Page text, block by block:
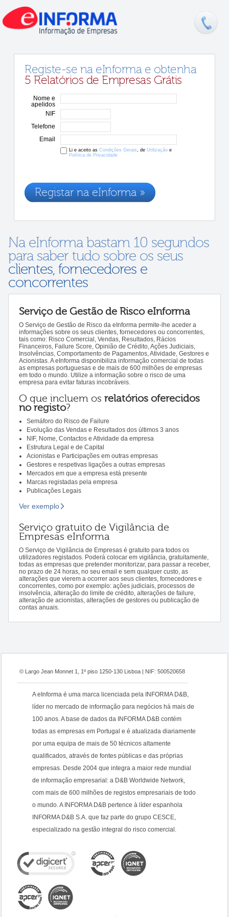
Registe-se na eInforma e obtenha
5 Relatórios de Empresas Grátis
Nome e
apelidos
NIF
Telefone
Email
Li e aceito as Condições Gerais, de Utilização e
Política de Privacidade
Registar na eInforma »
Na eInforma bastam 10 segundos
para saber tudo sobre os seus
clientes, fornecedores e
concorrentes
Serviço de Gestão de Risco eInforma
O Serviço de Gestão de Risco da eInforma permite-lhe aceder a
informações sobre os seus clientes, fornecedores ou concorrentes,
tais como: Risco Comercial, Vendas, Resultados, Rácios
Financeiros, Failure Score, Opinião de Crédito, Ações Judiciais,
Insolvências, Comportamento de Pagamentos, Atividade, Gestores e
Acionistas. A eInforma disponibiliza informação comercial de todas
as empresas portuguesas e de mais de 600 milhões de empresas
em todo o mundo. Utilize a informação sobre o risco de uma
empresa para evitar faturas incobráveis.
O que incluem os relatórios oferecidos
no registo?
Semáforo do Risco de Failure
Evolução das Vendas e Resultados dos últimos 3 anos
NIF, Nome, Contactos e Atividade da empresa
Estrutura Legal e de Capital
Acionistas e Participações em outras empresas
Gestores e respetivas ligações a outras empresas
Mercados em que a empresa está presente
Marcas registadas pela empresa
Publicações Legais
Ver exemplo
Serviço gratuito de Vigilância de
Empresas eInforma
O Serviço de Vigilância de Empresas é gratuito para todos os
utilizadores registados. Poderá colocar em vigilância, gratuitamente,
todas as empresas que pretender monitorizar, para passar a receber,
no prazo de 24 horas, no seu email e sem qualquer custo, as
alterações que vierem a ocorrer aos seus clientes, fornecedores e
concorrentes, como por exemplo: ações judiciais, processos de
insolvência, alteração do limite de crédito, alterações de failure,
alteração de acionistas, alterações de gestores ou publicação de
contas anuais.
© Largo Jean Monnet 1, 1º piso 1250-130 Lisboa | NIF: 500520658
A eInforma é uma marca licenciada pela INFORMA D&B,
líder no mercado de informação para negócios há mais de
100 anos. A base de dados da INFORMA D&B contém
todas as empresas em Portugal e é atualizada diariamente
por uma equipa de mais de 50 técnicos altamente
qualificados, através de fontes públicas e das próprias
empresas. Desde 2004 que integra a maior rede mundial
de informação empresarial: a D&B Worldwide Network,
com mais de 600 milhões de registos empresariais de todo
o mundo. A INFORMA D&B pertence à líder espanhola
INFORMA D&B S.A. que faz parte do grupo CESCE,
especializado na gestão integral do risco comercial.